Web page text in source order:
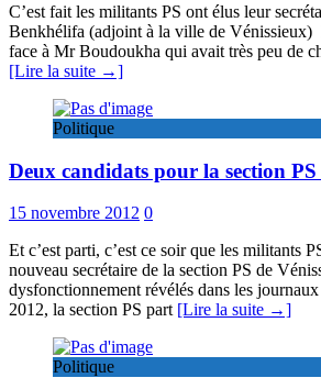
C’est fait les militants PS ont élus leur
Benkhélifa (adjoint à la ville de Vénissieux)
face à Mr Boudoukha qui avait très peu de
[Lire la suite →]
Politique
Deux candidats pour la section PS
15 novembre 2012 0
Et c’est parti, c’est ce soir que les militants
nouveau secrétaire de la section PS de
dysfonctionnement révélés dans les
2012, la section PS part [Lire la suite →]
Politique